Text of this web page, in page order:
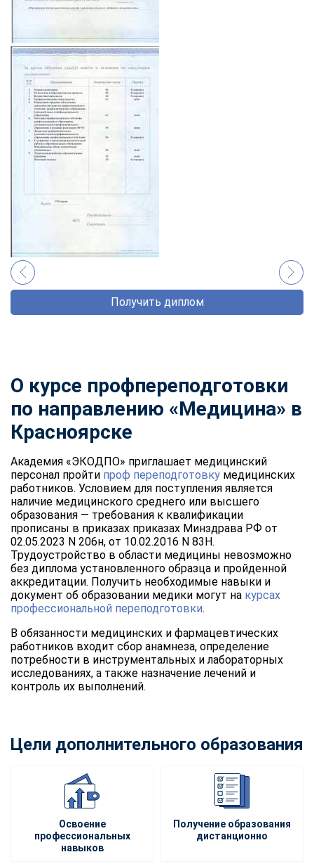
Получить диплом
О курсе профпереподготовки
по направлению «Медицина» в
Красноярске
Академия «ЭКОДПО» приглашает медицинский
персонал пройти проф переподготовку медицинских
работников. Условием для поступления является
наличие медицинского среднего или высшего
образования — требования к квалификации
прописаны в приказах приказах Минздрава РФ от
02.05.2023 N 206н, от 10.02.2016 N 83Н.
Трудоустройство в области медицины невозможно
без диплома установленного образца и пройденной
аккредитации. Получить необходимые навыки и
документ об образовании медики могут на курсах
профессиональной переподготовки.
В обязанности медицинских и фармацевтических
работников входит сбор анамнеза, определение
потребности в инструментальных и лабораторных
исследованиях, а также назначение лечений и
контроль их выполнений.
Цели дополнительного образования
Освоение
профессиональных
навыков
Получение образования
дистанционно